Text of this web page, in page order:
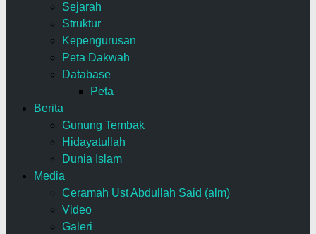
Sejarah
Struktur
Kepengurusan
Peta Dakwah
Database
Peta
Berita
Gunung Tembak
Hidayatullah
Dunia Islam
Media
Ceramah Ust Abdullah Said (alm)
Video
Galeri